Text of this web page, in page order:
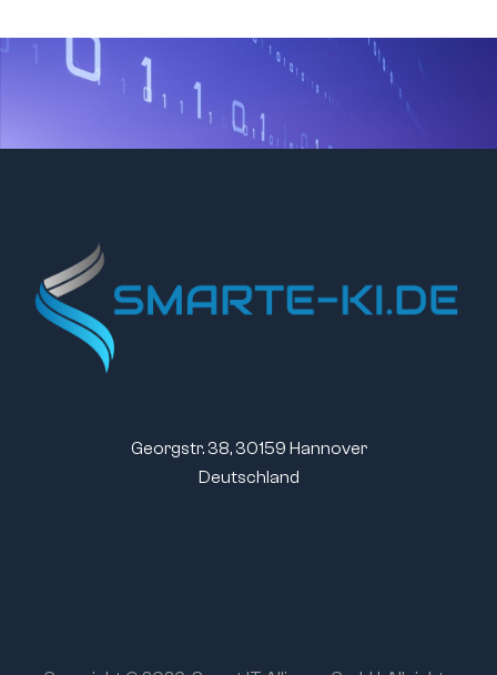
Georgstr. 38, 30159 Hannover
Deutschland